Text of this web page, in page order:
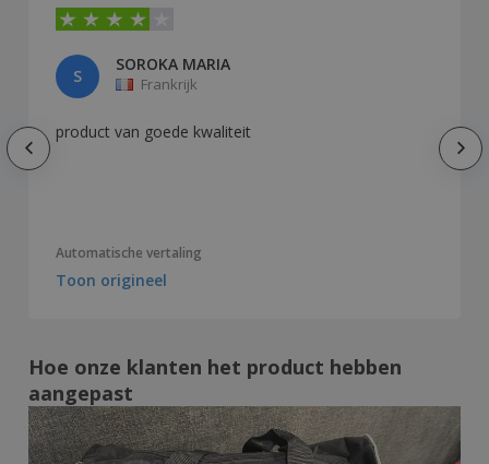
S
SOROKA MARIA
Frankrijk
product van goede kwaliteit
Automatische vertaling
Toon origineel
Hoe onze klanten het product hebben
aangepast